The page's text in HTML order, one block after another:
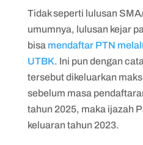
Tidak seperti lulusan
umumnya, lulusan kejar
bisa mendaftar PTN
UTBK. Ini pun dengan
tersebut dikeluarkan
sebelum masa
tahun 2025, maka ijazah
keluaran tahun 2023.